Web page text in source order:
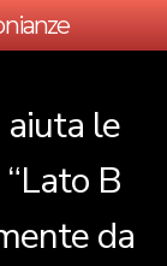
aiuta le
B
da